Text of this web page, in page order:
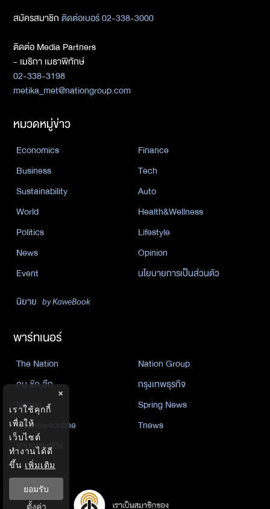
สมัครสมาชิกติดต่อเบอร์ 02-338-3000
ติดต่อ Media Partners
- เมธิกา เมธาพิทักษ์
02-338-3198
metika_met@nationgroup.com
หมวดหมู่ข่าว
Economics
Finance
Business
Tech
Sustainability
Auto
World
Health&Wellness
Politics
Lifestyle
News
Opinion
Event
นโยบายการเป็นส่วนตัว
นิยาย by KaweBook
พาร์ทเนอร์
The Nation
Nation Group
คม ชัด ลึก
กรุงเทพธุรกิจ
Nation
Spring News
Thainewsonline
Tnews
ฐานเศรษฐกิจ
×
เราใช้คุกกี้
เพื่อให้
เว็บไซต์
ทำงานได้ดี
ขึ้น เพิ่มเติม
ยอมรับ
ตั้งค่า